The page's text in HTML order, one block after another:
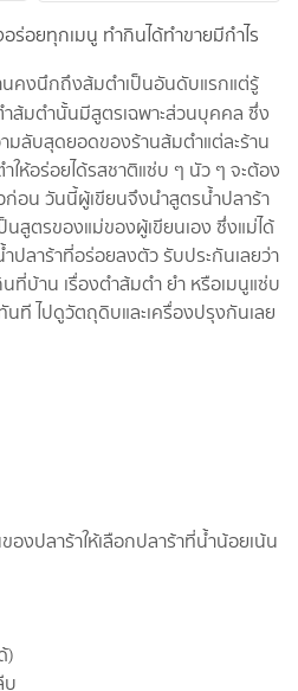
นคงนึกถึงส้มตำเป็นอันดับแรกแต่รู้
ำส้มตำนั้นมีสูตรเฉพาะส่วนบุคคล ซึ่ง
มลับสุดยอดของร้านส้มตำแต่ละร้าน
ำให้อร่อยได้รสชาติแซ่บ ๆ นัว ๆ จะต้อง
ก่อน วันนี้ผู้เขียนจึงนำสูตรน้ำปลาร้า
สูตรของแม่ของผู้เขียนเอง ซึ่งแม่ได้
ลาร้าที่อร่อยลงตัว รับประกันเลยว่า
ที่บ้าน เรื่องตำส้มตำ ยำ หรือเมนูแซ่บ
นที ไปดูวัตถุดิบและเครื่องปรุงกันเลย
องปลาร้าให้เลือกปลาร้าที่น้ำน้อยเน้น
)
บ